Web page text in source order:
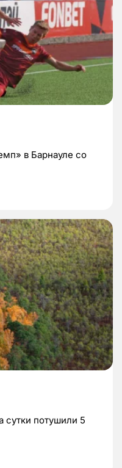
в Барнауле со
сутки потушили 5